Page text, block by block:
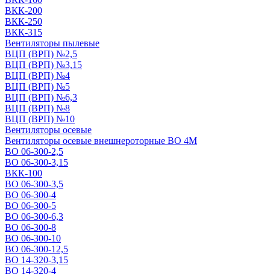
ВКК-200
ВКК-250
ВКК-315
Вентиляторы пылевые
ВЦП (ВРП) №2,5
ВЦП (ВРП) №3,15
ВЦП (ВРП) №4
ВЦП (ВРП) №5
ВЦП (ВРП) №6,3
ВЦП (ВРП) №8
ВЦП (ВРП) №10
Вентиляторы осевые
Вентиляторы осевые внешнероторные ВО 4М
ВО 06-300-2,5
ВО 06-300-3,15
ВКК-100
ВО 06-300-3,5
ВО 06-300-4
ВО 06-300-5
ВО 06-300-6,3
ВО 06-300-8
ВО 06-300-10
ВО 06-300-12,5
ВО 14-320-3,15
ВО 14-320-4